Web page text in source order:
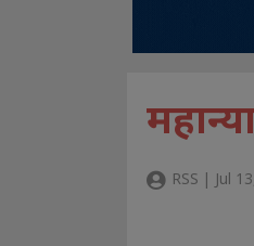
RSS | Jul